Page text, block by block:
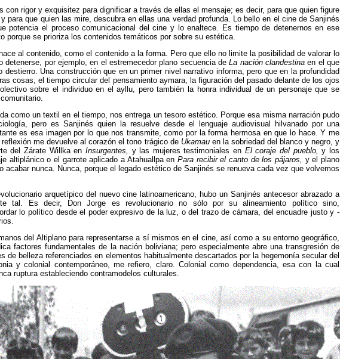
con rigor y exquisitez para dignificar a través de ellas el mensaje; es decir, para que quien figure
para que quien las mire, descubra en ellas una verdad profunda. Lo bello en el cine de Sanjinés
potencia el proceso comunicacional del cine y lo enaltece. Es tiempo de detenernos en ese
porque se prioriza los contenidos temáticos por sobre su estética.
al contenido, como el contenido a la forma. Pero que ello no limite la posibilidad de valorar lo
detenerse, por ejemplo, en el estremecedor plano secuencia deLa nación clandestinaen el que
Una construcción que en un primer nivel narrativo informa, pero que en la profundidad
cosas, el tiempo circular del pensamiento aymara, la figuración del pasado delante de los ojos
sobre el individuo en el ayllu, pero también la honra individual de un personaje que se
como un textil en el tiempo, nos entrega un tesoro estético. Porque esa misma narración pudo
pero es Sanjinés quien la resuelve desde el lenguaje audiovisual hilvanado por una
es esa imagen por lo que nos transmite, como por la forma hermosa en que lo hace. Y me
me devuelve al corazón el tono trágico de Ukamau en la sobriedad del blanco y negro, y
del Zárate Willka en Insurgentes, y las mujeres testimoniales en El coraje del pueblo,y los
altiplánico o el garrote aplicado a Atahuallpa en Para recibir el canto de los pájaros, y el plano
acabar nunca. Nunca, porque el legado estético de Sanjinés se renueva cada vez que volvemos
arquetípico del nuevo cine latinoamericano, hubo un Sanjinés antecesor abrazado a
tal. Es decir, Don Jorge es revolucionario no sólo por su alineamiento político sino,
lo político desde el poder expresivo de la luz, o del trazo de cámara, del encuadre justo y -
del Altiplano para representarse a sí mismos en el cine, así como a su entorno geográfico,
factores fundamentales de la nación boliviana; pero especialmente abre una transgresión de
de belleza referenciados en elementos habitualmente descartados por la hegemonía secular del
y colonial contemporáneo, me refiero, claro. Colonial como dependencia, esa con la cual
ruptura estableciendo contramodelos culturales.